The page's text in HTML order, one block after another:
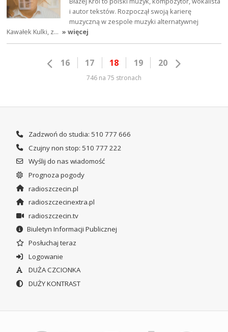
i autor tekstów. Rozpoczął swoją karierę
muzyczną w zespole muzyki alternatywnej
Kawałek Kulki, z… » więcej
16 17 18 19 20
746 na 75 stronach
Zadzwoń do studia: 510 777 666
Czujny non stop: 510 777 222
Wyślij do nas wiadomość
Prognoza pogody
radioszczecin.pl
radioszczecinextra.pl
radioszczecin.tv
Biuletyn Informacji Publicznej
Posłuchaj teraz
Logowanie
DUŻA CZCIONKA
DUŻY KONTRAST